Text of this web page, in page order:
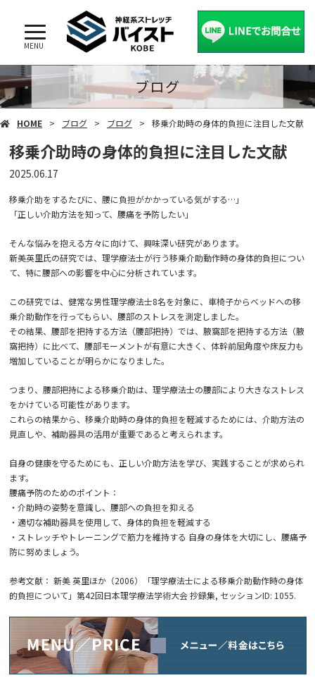
MENU
ブログ
HOME ブログ ブログ 移乗介助時の身体的負担に注目した文献
移乗介助時の身体的負担に注目した文献
2025.06.17
移乗介助をするたびに、腰に負担がかかっている気がする…」
「正しい介助方法を知って、腰痛を予防したい」
そんな悩みを抱える方々に向けて、興味深い研究があります。
新美英里氏の研究では、理学療法士が行う移乗介助動作時の身体的負担につい
て、特に腰部への影響を中心に分析されています。
この研究では、健常な男性理学療法士8名を対象に、車椅子からベッドへの移
乗介助動作を行ってもらい、腰部のストレスを測定しました。
その結果、腰部を把持する方法（腰部把持）では、腋窩部を把持する方法（腋
窩把持）に比べて、腰部モーメントが有意に大きく、体幹前屈角度や床反力も
増加していることが明らかになりました。
つまり、腰部把持による移乗介助は、理学療法士の腰部により大きなストレス
をかけている可能性があります。
これらの結果から、移乗介助時の身体的負担を軽減するためには、介助方法の
見直しや、補助器具の活用が重要であると考えられます。
自身の健康を守るためにも、正しい介助方法を学び、実践することが求められ
ます。
腰痛予防のためのポイント：
・介助時の姿勢を意識し、腰部への負担を抑える
・適切な補助器具を使用して、身体的負担を軽減する
・ストレッチやトレーニングで筋力を維持する 自身の身体を大切にし、腰痛予
防に努めましょう。
参考文献： 新美 英里ほか（2006）「理学療法士による移乗介助動作時の身体
的負担について」第42回日本理学療法学術大会 抄録集, セッションID: 1055.